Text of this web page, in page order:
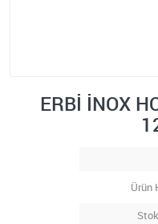
ERBİ İNOX
Ürün